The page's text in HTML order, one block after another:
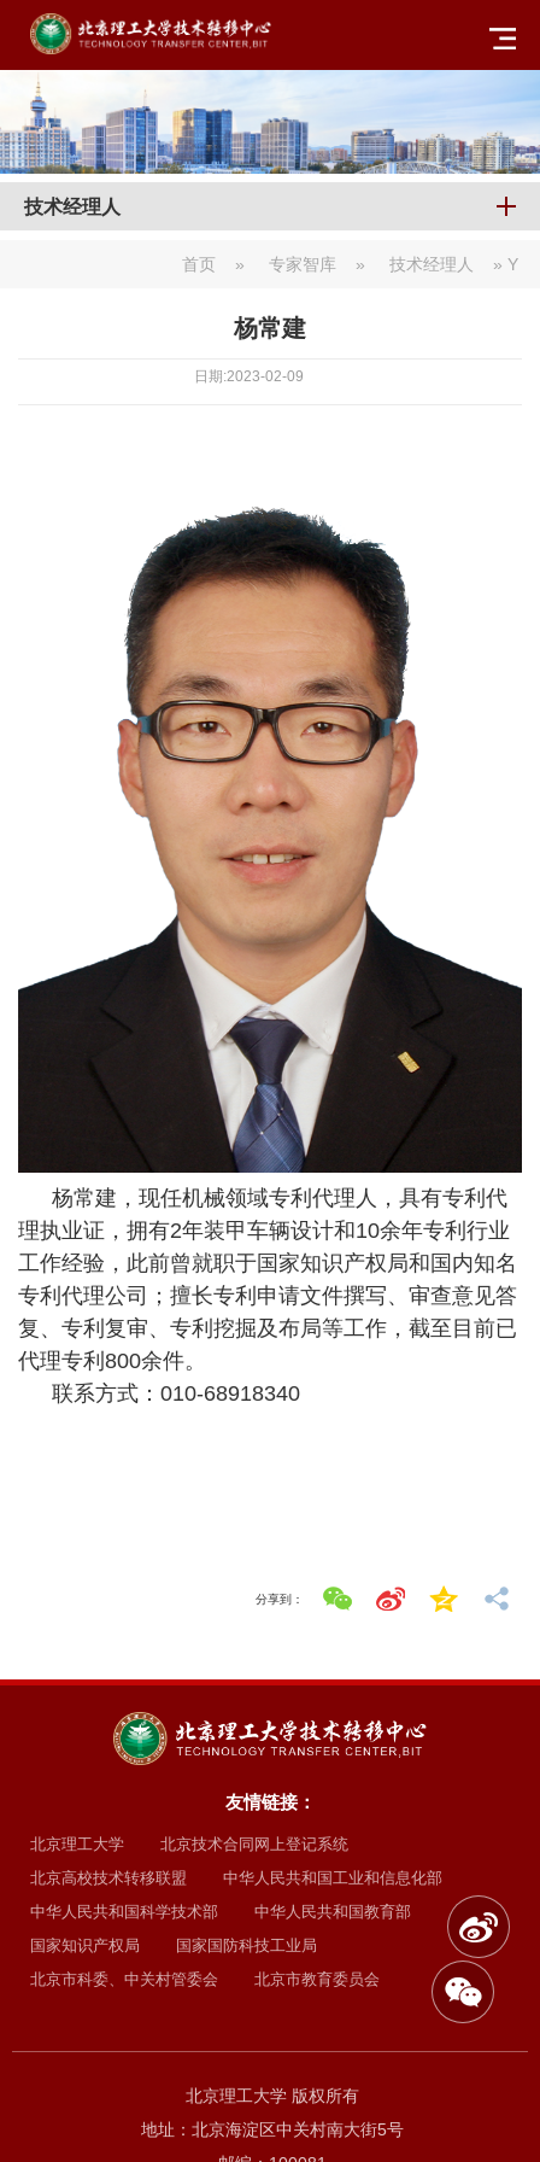
技术经理人
首页 » 专家智库 » 技术经理人 » Y
杨常建
日期:2023-02-09
杨常建，现任机械领域专利代理人，具有专利代
理执业证，拥有2年装甲车辆设计和10余年专利行业
工作经验，此前曾就职于国家知识产权局和国内知名
专利代理公司；擅长专利申请文件撰写、审查意见答
复、专利复审、专利挖掘及布局等工作，截至目前已
代理专利800余件。
联系方式：010-68918340
分享到：
友情链接：
北京理工大学
北京技术合同网上登记系统
北京高校技术转移联盟
中华人民共和国工业和信息化部
中华人民共和国科学技术部
中华人民共和国教育部
国家知识产权局
国家国防科技工业局
北京市科委、中关村管委会
北京市教育委员会
北京理工大学 版权所有
地址：北京海淀区中关村南大街5号